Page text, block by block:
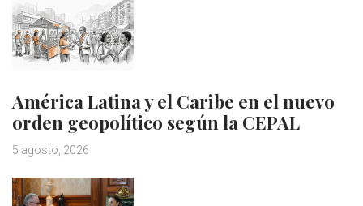
América Latina y el Caribe en el nuevo
orden geopolítico según la CEPAL
5 agosto, 2026